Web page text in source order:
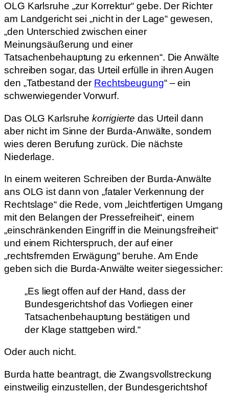
OLG Karlsruhe „zur Korrektur“ gebe. Der Richter
am Landgericht sei „nicht in der Lage“ gewesen,
„den Unterschied zwischen einer
Meinungsäußerung und einer
Tatsachenbehauptung zu erkennen“. Die Anwälte
schreiben sogar, das Urteil erfülle in ihren Augen
den „Tatbestand der Rechtsbeugung“ – ein
schwerwiegender Vorwurf.
Das OLG Karlsruhekorrigierte das Urteil dann
aber nicht im Sinne der Burda-Anwälte, sondern
wies deren Berufung zurück. Die nächste
Niederlage.
In einem weiteren Schreiben der Burda-Anwälte
ans OLG ist dann von „fataler Verkennung der
Rechtslage“ die Rede, vom „leichtfertigen Umgang
mit den Belangen der Pressefreiheit“, einem
„einschränkenden Eingriff in die Meinungsfreiheit“
und einem Richterspruch, der auf einer
„rechtsfremden Erwägung“ beruhe. Am Ende
geben sich die Burda-Anwälte weiter siegessicher:
„Es liegt offen auf der Hand, dass der
Bundesgerichtshof das Vorliegen einer
Tatsachenbehauptung bestätigen und
der Klage stattgeben wird.“
Oder auch nicht.
Burda hatte beantragt, die Zwangsvollstreckung
einstweilig einzustellen, der Bundesgerichtshof